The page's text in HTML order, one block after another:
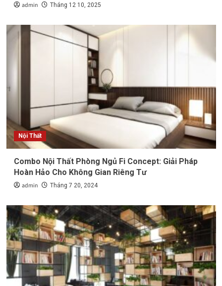
admin Tháng 12 10, 2025
Nội Thất
Combo Nội Thất Phòng Ngủ Fi Concept: Giải Pháp
Hoàn Hảo Cho Không Gian Riêng Tư
admin Tháng 7 20, 2024